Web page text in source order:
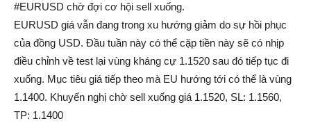
#EURUSD chờ đợi cơ hội sell xuống.
EURUSD giá vẫn đang trong xu hướng giảm do sự hồi phục
của đồng USD. Đầu tuần này có thể cặp tiền này sẽ có nhịp
điều chỉnh về test lại vùng kháng cự 1.1520 sau đó tiếp tục đi
xuống. Mục tiêu giá tiếp theo mà EU hướng tới có thể là vùng
1.1400. Khuyến nghị chờ sell xuống giá 1.1520, SL: 1.1560,
TP: 1.1400